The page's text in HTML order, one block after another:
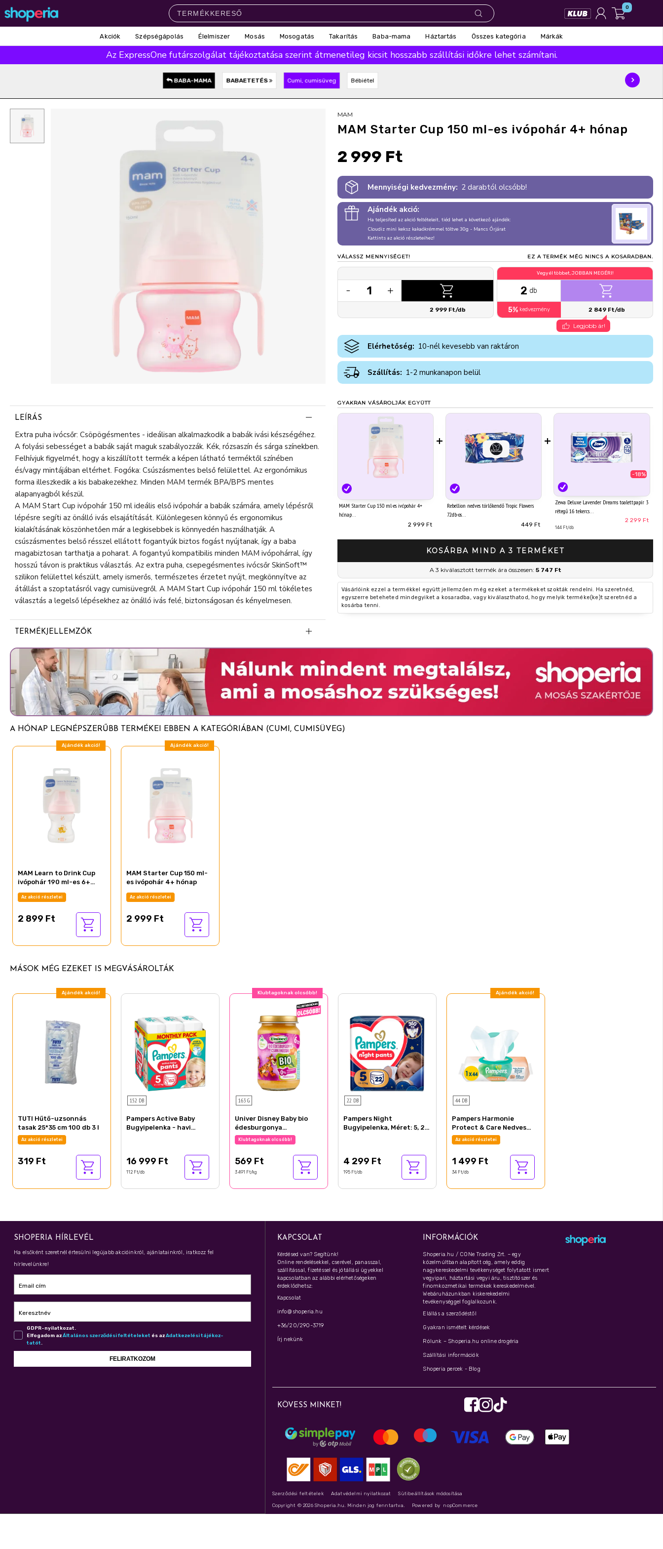
0
Élelmiszer
Népszerű márkák
Akciók Szépségápolás Élelmiszer Mosás Mosogatás Takarítás Baba-mama Háztartás Összes kategória Márkák
Az ExpressOne futárszolgálat tájékoztatása szerint átmenetileg kicsit hosszabb szállítási időkre lehet számítani.
BABA-MAMA BABAETETÉS Cumi, cumisüveg Bébiétel
MAM
MAM Starter Cup 150 ml-es ivópohár 4+ hónap
2 999 Ft
Mennyiségi kedvezmény: 2 darabtól olcsóbb!
Ajándék akció:
Ha teljesíted az akció feltételeit, tiéd lehet a következő ajándék:
Cloudiz mini keksz kakaókrémmel töltve 30g - Mancs Őrjárat
Kattints az akció részleteihez!
VÁLASSZ MENNYISÉGET! EZ A TERMÉK MÉG NINCS A KOSARADBAN.
- 1 +
2 999 Ft/db
Vegyél többet, JOBBAN MEGÉRI!
2 db
5% kedvezmény 2 849 Ft/db
Legjobb ár!
Elérhetőség: 10-nél kevesebb van raktáron
Szállítás: 1-2 munkanapon belül
GYAKRAN VÁSÁROLJÁK EGYÜTT
MAM Starter Cup 150 ml-es ivópohár 4+
hónap
2 999 Ft
+
Rebellion nedves törlőkendő Tropic Flowers
72db-os
449 Ft
+
-18%
Zewa Deluxe Lavender Dreams toalettpapír 3
rétegű 16 tekercs
2 299 Ft
144 Ft/db
KOSÁRBA MIND A 3 TERMÉKET
A 3 kiválasztott termék ára összesen: 5 747 Ft
Vásárlóink ezzel a termékkel együtt jellemzően még ezeket a termékeket szokták rendelni. Ha szeretnéd,
egyszerre beteheted mindegyiket a kosaradba, vagy kiválaszthatod, hogy melyik terméke(ke)t szeretnéd a
kosárba tenni.
LEÍRÁS
Extra puha ivócsőr: Csöpögésmentes - ideálisan alkalmazkodik a babák ivási készségéhez.
A folyási sebességet a babák saját maguk szabályozzák. Kék, rózsaszín és sárga színekben.
Felhívjuk figyelmét, hogy a kiszállított termék a képen látható terméktől színében
és/vagy mintájában eltérhet. Fogóka: Csúszásmentes belső felülettel. Az ergonómikus
forma illeszkedik a kis babakezekhez. Minden MAM termék BPA/BPS mentes
alapanyagból készül.
A MAM Start Cup ivópohár 150 ml ideális első ivópohár a babák számára, amely lépésről
lépésre segíti az önálló ivás elsajátítását. Különlegesen könnyű és ergonomikus
kialakításának köszönhetően már a legkisebbek is könnyedén használhatják. A
csúszásmentes belső résszel ellátott fogantyúk biztos fogást nyújtanak, így a baba
magabiztosan tarthatja a poharat. A fogantyú kompatibilis minden MAM ivópohárral, így
hosszú távon is praktikus választás. Az extra puha, csepegésmentes ivócsőr SkinSoft™
szilikon felülettel készült, amely ismerős, természetes érzetet nyújt, megkönnyítve az
átállást a szoptatásról vagy cumisüvegről. A MAM Start Cup ivópohár 150 ml tökéletes
választás a legelső lépésekhez az önálló ivás felé, biztonságosan és kényelmesen.
TERMÉKJELLEMZŐK
Ergonómikus forma
Különlegesen könnyű és jól formázott, hogy a babák könnyen meg tudják tartani
Csúszásmentes fogóka
Extra puha csepegésmentes ivócsőr
A HÓNAP LEGNÉPSZERŰBB TERMÉKEI EBBEN A KATEGÓRIÁBAN (CUMI, CUMISÜVEG)
Ajándék akció!
MAM Learn to Drink Cup
ivópohár 190 ml-es 6+
hónap
Az akció részletei
2 899 Ft
Ajándék akció!
MAM Starter Cup 150 ml-
es ivópohár 4+ hónap
Az akció részletei
2 999 Ft
MÁSOK MÉG EZEKET IS MEGVÁSÁROLTÁK
Ajándék akció!
TUTI Hűtő-uzsonnás
tasak 25*35 cm 100 db 3 l
Az akció részletei
319 Ft
152 DB
Pampers Active Baby
Bugyipelenka - havi
16 999 Ft
112 Ft/db
Klubtagoknak olcsóbb!
163 G
Univer Disney Baby bio
édesburgonya
csirkehússal bébiétel 6
hónapos kortól 163 g
Klubtagoknak olcsóbb!
569 Ft
3 491 Ft/kg
22 DB
Pampers Night
Bugyipelenka, Méret: 5, 22
4 299 Ft
195 Ft/db
Ajándék akció!
44 DB
Pampers Harmonie
Protect & Care Nedves
Törlőkendő, 1 Csomag = 44
db Törlőkendő
Az akció részletei
1 499 Ft
34 Ft/db
SHOPERIA HÍRLEVÉL
Ha elsőként szeretnél értesülni legújabb akcióinkról, ajánlatainkról, iratkozz fel
hírlevelünkre!
Email cím
Keresztnév
GDPR-nyilatkozat.
Elfogadom azÁl­ta­lá­nos szer­ző­dé­si fel­té­te­le­ket és azAdat­ke­ze­lé­si tá­jé­koz­
ta­tót.
FELIRATKOZOM
KAPCSOLAT
Kérdésed van? Segítünk!
Online rendelésekkel, cserével, panasszal,
szállítással, fizetéssel és jótállási ügyekkel
kapcsolatban az alábbi elérhetőségeken
érdeklődhetsz:
Kapcsolat
info@shoperia.hu
+36/20/290-3719
Írj nekünk
INFORMÁCIÓK
Shoperia.hu / CONe Trading Zrt. – egy
közelmúltban alapított cég, amely eddig
nagykereskedelmi tevékenységet folytatott ismert
vegyipari, háztartási vegyi áru, tisztítószer és
finomkozmetikai termékek kereskedelmével.
Webáruházunkban kiskerekedelmi
tevékenységgel foglalkozunk.
Elállás a szerződéstől
Gyakran ismételt kérdések
Rólunk – Shoperia.hu online drogéria
Szállítási információk
Shoperia percek - Blog
KÖVESS MINKET!
Szerződési feltételek Adatvédelmi nyilatkozat
Sütibeállítások módosítása
Copyright © 2026 Shoperia.hu. Minden jog fenntartva.
Powered by nopCommerce